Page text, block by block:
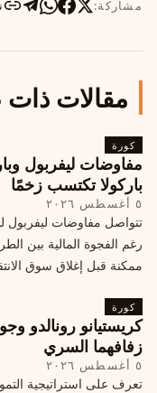
مشاركة:
مقالات
كورة
مفاوضات ليفربول
باركولا تكتسب زخمًا
٥ أغسطس ٢٠٢٦
تتواصل مفاوضات ليفربول
رغم الفجوة المالية بين
ممكنة قبل إغلاق سوق
كورة
زفافهما السري
٥ أغسطس ٢٠٢٦
تعرف على استراتيجية